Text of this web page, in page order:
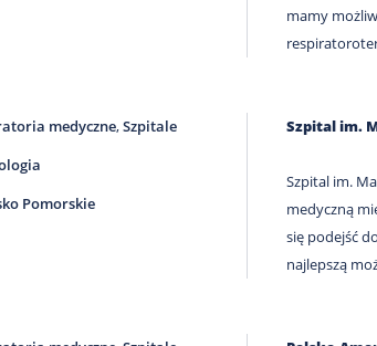
mamy
medyczne,Szpitale
Pomorskie
Szpital im.
Szpital im.
medyczną
się podejść
najlepszą